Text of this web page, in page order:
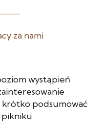
wystąpień
krótko podsumować
pikniku